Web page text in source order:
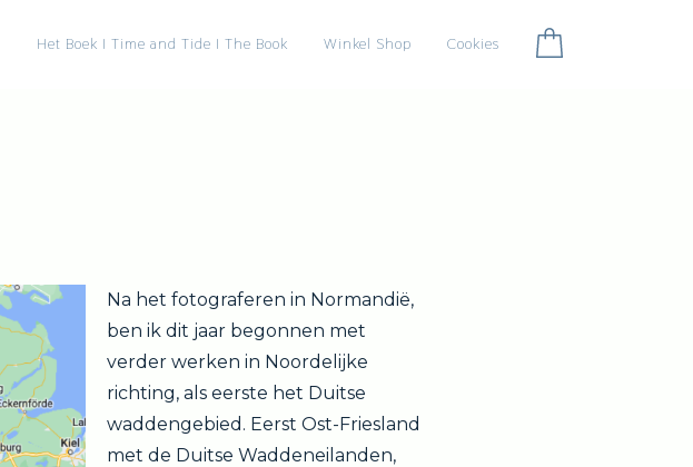
Het Boek I Time and Tide I The Book Winkel Shop Cookies
Na het fotograferen in Normandië,
ben ik dit jaar begonnen met
verder werken in Noordelijke
richting, als eerste het Duitse
waddengebied. Eerst Ost-Friesland
met de Duitse Waddeneilanden,